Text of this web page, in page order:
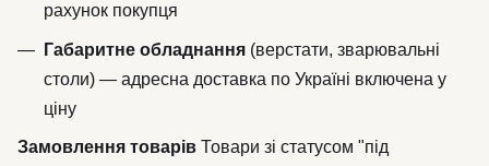
рахунок покупця
Габаритне обладнання (верстати, зварювальні
столи) — адресна доставка по Україні включена у
ціну
Замовлення товарів Товари зі статусом "під